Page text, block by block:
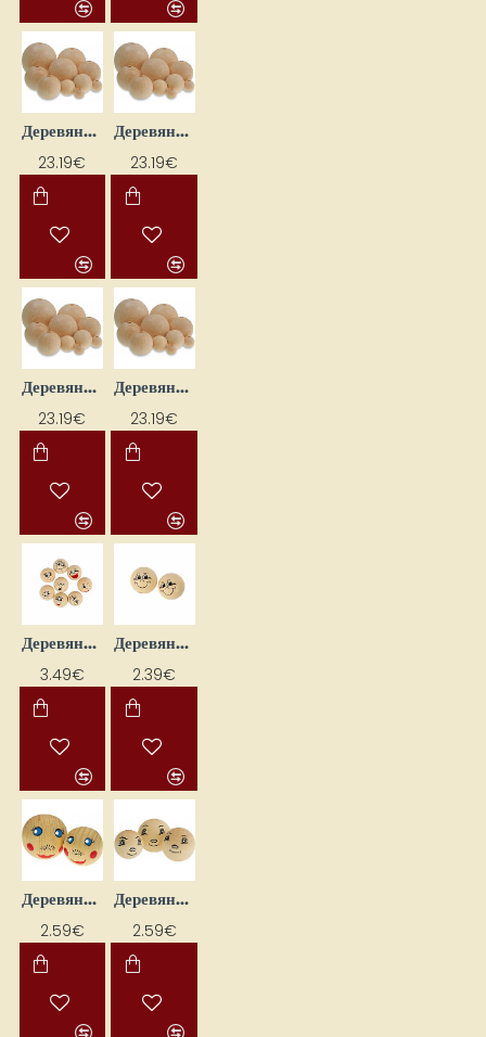
Деревянные бусины — нанизываемые (46 шт.)
23.19€
Деревянные бусины — нанизываемые (9 шт.)
23.19€
Деревянные бусины — насаживаемые (36 шт.)
23.19€
Деревянные бусины — с отверстием (56 шт.)
23.19€
Деревянные головки для кукол (D 20 мм, 16 шт.)
3.49€
Деревянные головки для кукол (D 22 мм, 10 шт.)
2.39€
Деревянные головы для кукол (2 шт.)
2.59€
Деревянные головы для кукол (3 шт.)
2.59€